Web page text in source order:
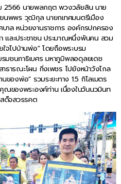
2566 นายพลกฤต พวงวลัยสิน นาย
ยนพพร วุฒิกุล นายกเทศมนตรีเมือง
าล หน่วยงานราชการ องค์กรปกครอง
ละประชาชน ประมาณหนึ่งพันคน สวม
ใจไปบ้านพ่อ” โดยถือพระบรม
มชนกาธิเบศร มหาภูมิพลอดุลยเดช
ธารณะโผน กิ่งเพชร ไปยังหน้าวังไกล
ของพ่อ” รวมระยะทาง 1.5 กิโลเมตร
ณของพระองค์ท่าน เนื่องในวันนวมินท
ด็จสวรรคต